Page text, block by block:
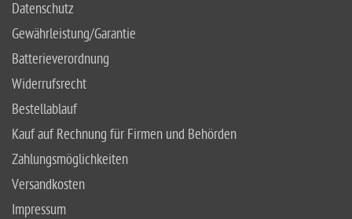
Datenschutz
Gewährleistung/Garantie
Batterieverordnung
Widerrufsrecht
Bestellablauf
Kauf auf Rechnung für Firmen und Behörden
Zahlungsmöglichkeiten
Versandkosten
Impressum